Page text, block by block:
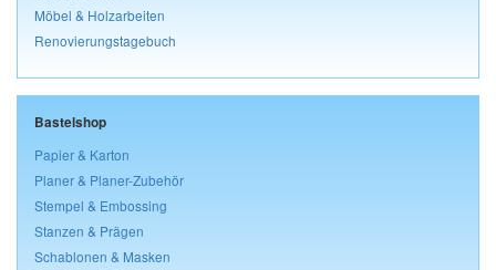
Möbel & Holzarbeiten
Renovierungstagebuch
Bastelshop
Papier & Karton
Planer & Planer-Zubehör
Stempel & Embossing
Stanzen & Prägen
Schablonen & Masken